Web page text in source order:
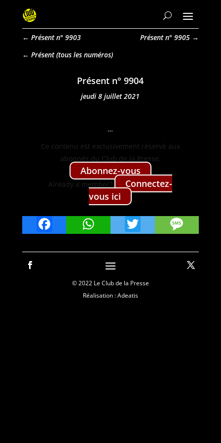
← Présent n° 9903 Présent n° 9905 →
Présent
Présent n° 9904
jeudi 8 juillet 2021
…
Ce con­tenu est exclu­sive­ment réservé aux
abon­nés du Club de la Presse.
Abon­nez-vous
Already a mem­ber?
Con­nectez-
vous ici
FacebookWhatsApp
Twitter
© 2022 Le Club de la Presse
Réalisation : Adeatis